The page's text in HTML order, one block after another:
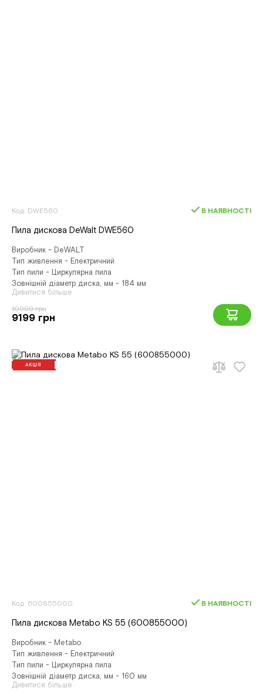
Код: DWE560 В НАЯВНОСТІ
Пила дискова DeWalt DWE560
Виробник - DeWALT
Тип живлення - Електричний
Тип пили - Циркулярна пила
Зовнішній діаметр диска, мм - 184 мм
Дивитися більше
10999 грн
9199 грн
АКЦІЯ
Код: 600855000 В НАЯВНОСТІ
Пила дискова Metabo KS 55 (600855000)
Виробник - Metabo
Тип живлення - Електричний
Тип пили - Циркулярна пила
Зовнішній діаметр диска, мм - 160 мм
Дивитися більше